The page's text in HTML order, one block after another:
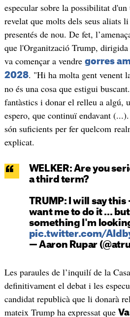
especular sobre la possibilitat
revelat que molts dels seus aliats
presentés de nou. De fet,
que l'Organització Trump,
va començar a vendre gorres
2028. "Hi ha molta gent venent
no és una cosa que estigui
fantàstics i donar el relleu a algú,
espero, que continuï endavant
són suficients per fer quelcom
explicat.
WELKER: Are you
a third term?
TRUMP: I will say
want me to do it ...
something I'm
pic.twitter.com/
— Aaron Rupar
Les paraules de l’inquilí de la
definitivament el debat i les
candidat republicà que li donarà
mateix Trump ha expressat que